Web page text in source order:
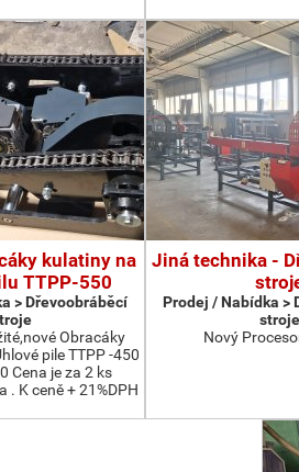
kulatiny na
TTPP-550
> Dřevoobráběcí
Obracáky
pile TTPP -450
Cena je za 2 ks
. K ceně + 21%DPH
Jiná technika -
Prodej / Nabídka >
stroje
Nový